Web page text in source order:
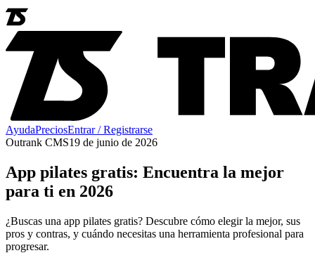
AyudaPreciosEntrar / Registrarse
Outrank CMS19 de junio de 2026
App pilates gratis: Encuentra la mejor
para ti en 2026
¿Buscas una app pilates gratis? Descubre cómo elegir la mejor, sus
pros y contras, y cuándo necesitas una herramienta profesional para
progresar.